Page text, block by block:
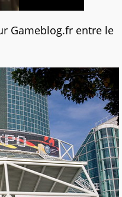
Gameblog.fr entre le